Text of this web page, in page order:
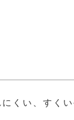
くい、すく